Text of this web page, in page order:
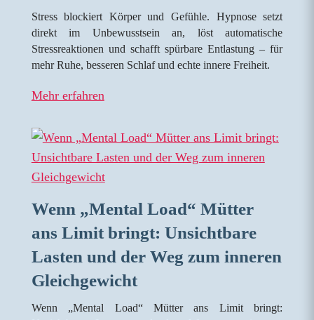
Stress blockiert Körper und Gefühle. Hypnose setzt
direkt im Unbewusstsein an, löst automatische
Stressreaktionen und schafft spürbare Entlastung – für
mehr Ruhe, besseren Schlaf und echte innere Freiheit.
Mehr erfahren
Wenn „Mental Load“ Mütter
ans Limit bringt: Unsichtbare
Lasten und der Weg zum inneren
Gleichgewicht
Wenn „Mental Load“ Mütter ans Limit bringt: